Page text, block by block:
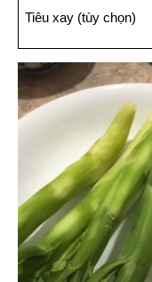
Tiêu xay (tùy chọn)